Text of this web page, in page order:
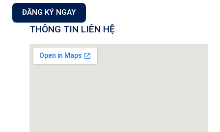
Lái thử xe
Tìm hiểu thêm
ĐĂNG KÝ NGAY
THÔNG TIN LIÊN HỆ